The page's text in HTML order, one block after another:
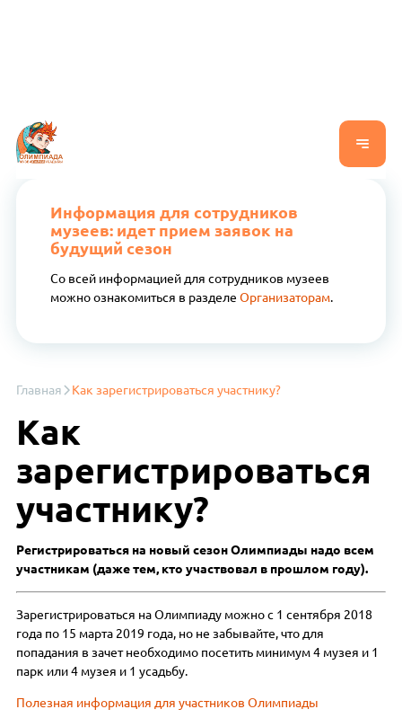
Информация для сотрудников
музеев: идет прием заявок на
будущий сезон
Со всей информацией для сотрудников музеев
можно ознакомиться в разделе Организаторам.
Главная Как зарегистрироваться участнику?
Как
зарегистрироваться
участнику?
Регистрироваться на новый сезон Олимпиады надо всем
участникам (даже тем, кто участвовал в прошлом году).
Зарегистрироваться на Олимпиаду можно с 1 сентября 2018
года по 15 марта 2019 года, но не забывайте, что для
попадания в зачет необходимо посетить минимум 4 музея и 1
парк или 4 музея и 1 усадьбу.
Полезная информация для участников Олимпиады